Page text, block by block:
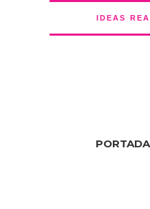
IDEAS
PORTADA